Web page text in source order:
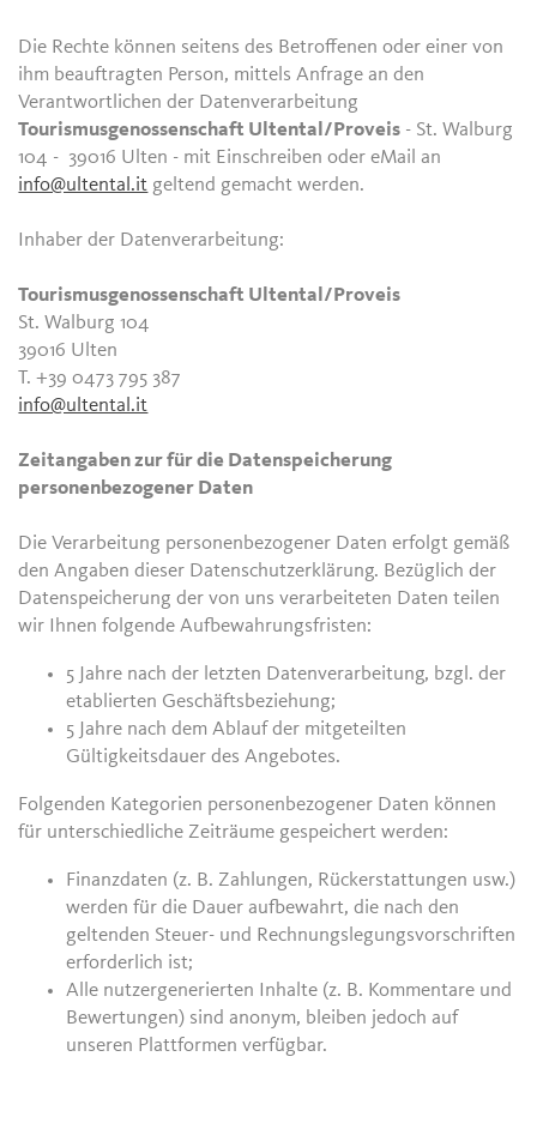
Die Rechte können seitens des Betroffenen oder einer von
ihm beauftragten Person, mittels Anfrage an den
Verantwortlichen der Datenverarbeitung
Tourismusgenossenschaft Ultental/Proveis - St. Walburg
104 - 39016 Ulten - mit Einschreiben oder eMail an
info@ultental.it geltend gemacht werden.
Inhaber der Datenverarbeitung:
Tourismusgenossenschaft Ultental/Proveis
St. Walburg 104
39016 Ulten
T. +39 0473 795 387
info@ultental.it
Zeitangaben zur für die Datenspeicherung
personenbezogener Daten
Die Verarbeitung personenbezogener Daten erfolgt gemäß
den Angaben dieser Datenschutzerklärung. Bezüglich der
Datenspeicherung der von uns verarbeiteten Daten teilen
wir Ihnen folgende Aufbewahrungsfristen:
5 Jahre nach der letzten Datenverarbeitung, bzgl. der
etablierten Geschäftsbeziehung;
5 Jahre nach dem Ablauf der mitgeteilten
Gültigkeitsdauer des Angebotes.
Folgenden Kategorien personenbezogener Daten können
für unterschiedliche Zeiträume gespeichert werden:
Finanzdaten (z. B. Zahlungen, Rückerstattungen usw.)
werden für die Dauer aufbewahrt, die nach den
geltenden Steuer- und Rechnungslegungsvorschriften
erforderlich ist;
Alle nutzergenerierten Inhalte (z. B. Kommentare und
Bewertungen) sind anonym, bleiben jedoch auf
unseren Plattformen verfügbar.